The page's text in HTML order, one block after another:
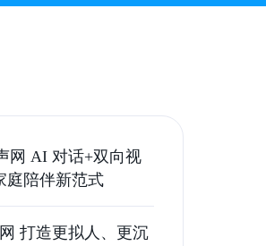
网 AI 对话+双向视
庭陪伴新范式
打造更拟人、更沉